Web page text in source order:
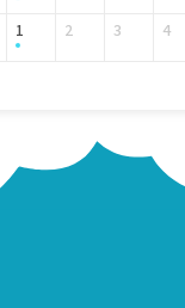
1 2 3 4